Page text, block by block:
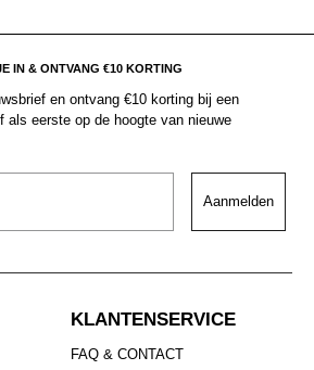
IN & ONTVANG €10 KORTING
en ontvang €10 korting bij een
als eerste op de hoogte van nieuwe
Aanmelden
KLANTENSERVICE
FAQ & CONTACT